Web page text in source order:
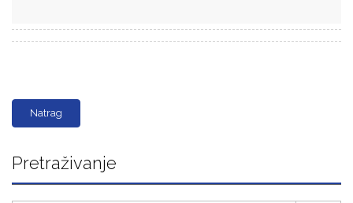
Natrag
Pretraživanje